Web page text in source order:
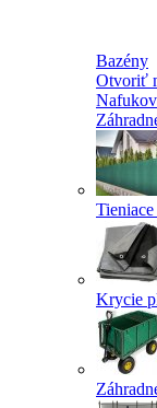
Bazény
Otvoriť
Tieniace
Krycie